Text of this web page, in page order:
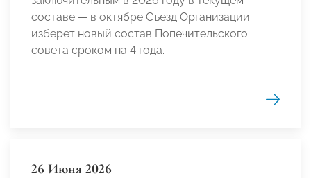
составе — в октябре Съезд Организации
изберет новый состав Попечительского
совета сроком на 4 года.
26 Июня 2026